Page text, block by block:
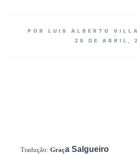
POR LUIS ALBERTO
28 DE ABRIL,
Tradução: Graça Salgueiro